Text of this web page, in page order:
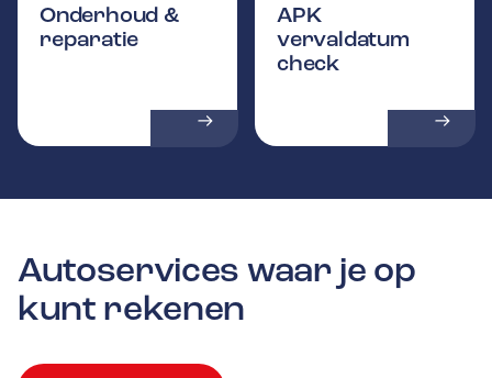
Onderhoud &
reparatie
APK
vervaldatum
check
Autoservices waar je op
kunt rekenen